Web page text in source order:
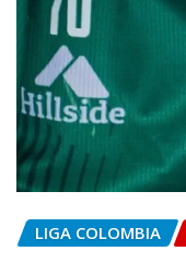
LIGA COLOMBIA